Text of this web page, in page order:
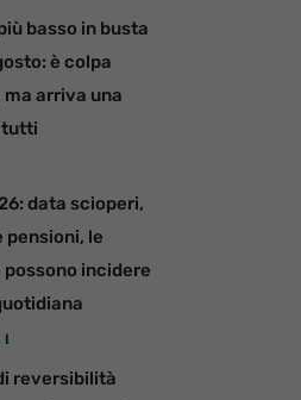
basso in busta
è colpa
arriva una
tutti
data scioperi,
pensioni, le
incidere
reversibilità